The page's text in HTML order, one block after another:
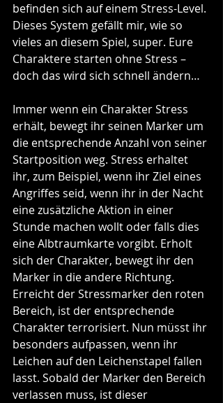
befinden sich auf einem Stress-Level.
Dieses System gefällt mir, wie so
vieles an diesem Spiel, super. Eure
Charaktere starten ohne Stress –
doch das wird sich schnell ändern…
Immer wenn ein Charakter Stress
erhält, bewegt ihr seinen Marker um
die entsprechende Anzahl von seiner
Startposition weg. Stress erhaltet
ihr, zum Beispiel, wenn ihr Ziel eines
Angriffes seid, wenn ihr in der Nacht
eine zusätzliche Aktion in einer
Stunde machen wollt oder falls dies
eine Albtraumkarte vorgibt. Erholt
sich der Charakter, bewegt ihr den
Marker in die andere Richtung.
Erreicht der Stressmarker den roten
Bereich, ist der entsprechende
Charakter terrorisiert. Nun müsst ihr
besonders aufpassen, wenn ihr
Leichen auf den Leichenstapel fallen
lasst. Sobald der Marker den Bereich
verlassen muss, ist dieser